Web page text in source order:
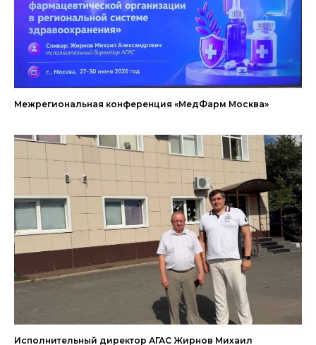
Межрегиональная конференция «МедФарм Москва»
Исполнительный директор АГАС Жирнов Михаил